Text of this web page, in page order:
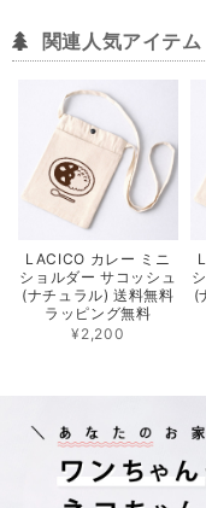
関連人気アイテム
LACICO カレー ミニ
ショルダー サコッシュ
(ナチュラル) 送料無料
ラッピング無料
¥2,200
(